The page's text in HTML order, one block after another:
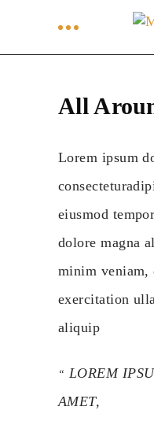
All
Lorem ipsum
eiusmod
dolore magna
minim veniam,
exercitation
aliquip
LOREM
AMET,